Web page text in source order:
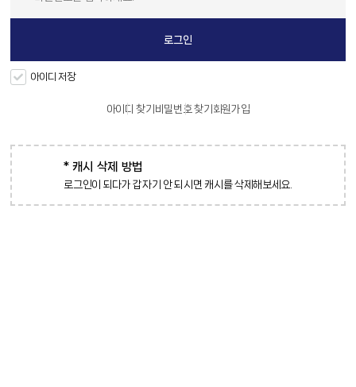
아이디 저장
아이디 찾기비밀번호 찾기회원가입
* 캐시 삭제 방법
로그인이 되다가 갑자기 안 되시면 캐시를 삭제해보세요.